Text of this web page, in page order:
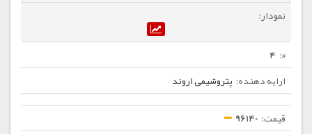
4
پتروشیمی اروند
96140